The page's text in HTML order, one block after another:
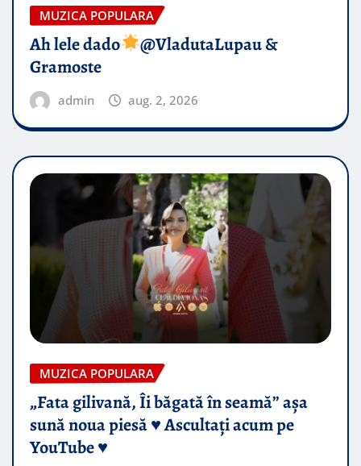
MUZICA POPULARA
Ah lele dado​
@VladutaLupau &
Gramoste
admin aug. 2, 2026
MUZICA POPULARA
„Fata gilivană, Îi băgată în seamă” așa
sună noua piesă ♥️ Ascultați acum pe
YouTube ♥️